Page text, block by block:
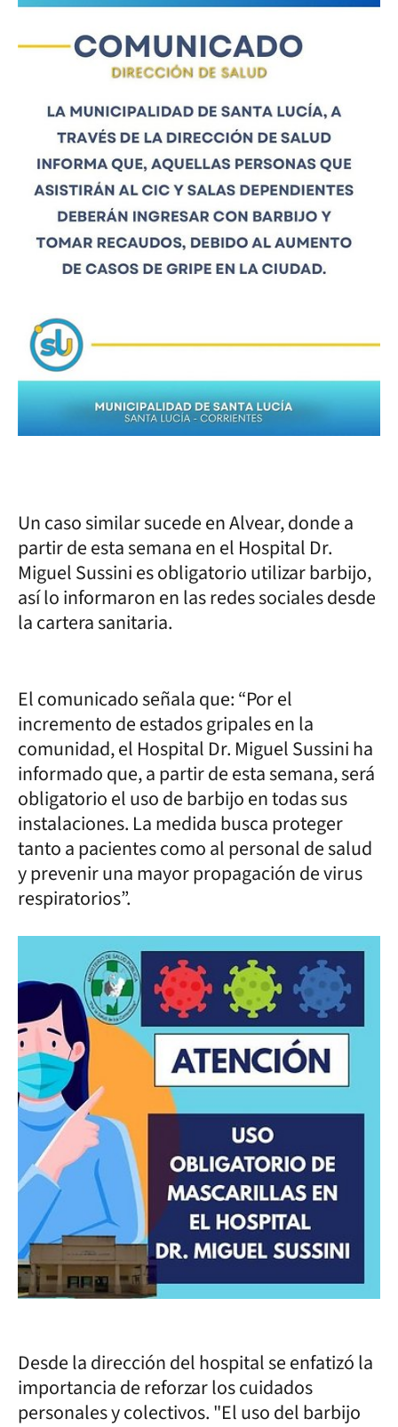
Un caso similar sucede en Alvear, donde a
partir de esta semana en el Hospital Dr.
Miguel Sussini es obligatorio utilizar barbijo,
así lo informaron en las redes sociales desde
la cartera sanitaria.
El comunicado señala que: “Por el
incremento de estados gripales en la
comunidad, el Hospital Dr. Miguel Sussini ha
informado que, a partir de esta semana, será
obligatorio el uso de barbijo en todas sus
instalaciones. La medida busca proteger
tanto a pacientes como al personal de salud
y prevenir una mayor propagación de virus
respiratorios”.
Desde la dirección del hospital se enfatizó la
importancia de reforzar los cuidados
personales y colectivos. "El uso del barbijo